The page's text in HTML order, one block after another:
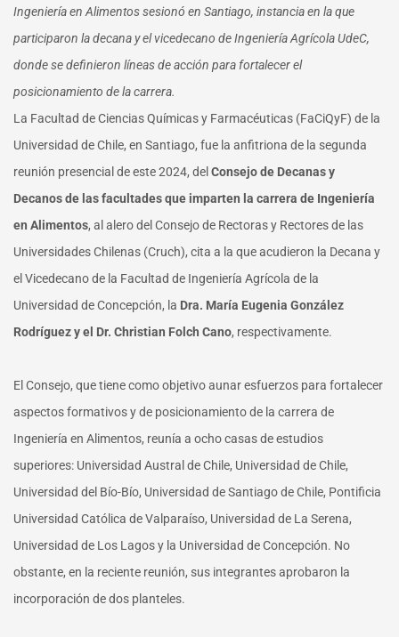
Ingeniería en Alimentos sesionó en Santiago, instancia en la que
participaron la decana y el vicedecano de Ingeniería Agrícola UdeC,
donde se definieron líneas de acción para fortalecer el
posicionamiento de la carrera.
La Facultad de Ciencias Químicas y Farmacéuticas (FaCiQyF) de la
Universidad de Chile, en Santiago, fue la anfitriona de la segunda
reunión presencial de este 2024, del Consejo de Decanas y
Decanos de las facultades que imparten la carrera de Ingeniería
en Alimentos, al alero del Consejo de Rectoras y Rectores de las
Universidades Chilenas (Cruch), cita a la que acudieron la Decana y
el Vicedecano de la Facultad de Ingeniería Agrícola de la
Universidad de Concepción, la Dra. María Eugenia González
Rodríguez y el Dr. Christian Folch Cano, respectivamente.
El Consejo, que tiene como objetivo aunar esfuerzos para fortalecer
aspectos formativos y de posicionamiento de la carrera de
Ingeniería en Alimentos, reunía a ocho casas de estudios
superiores: Universidad Austral de Chile, Universidad de Chile,
Universidad del Bío-Bío, Universidad de Santiago de Chile, Pontificia
Universidad Católica de Valparaíso, Universidad de La Serena,
Universidad de Los Lagos y la Universidad de Concepción. No
obstante, en la reciente reunión, sus integrantes aprobaron la
incorporación de dos planteles.